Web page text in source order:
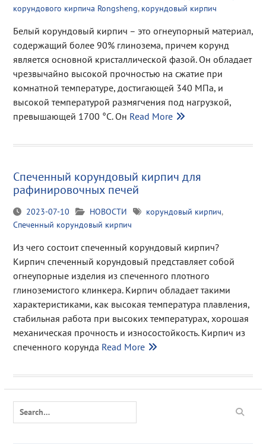
корундового кирпича Rongsheng, корундовый кирпич
Белый корундовый кирпич – это огнеупорный материал,
содержащий более 90% глинозема, причем корунд
является основной кристаллической фазой. Он обладает
чрезвычайно высокой прочностью на сжатие при
комнатной температуре, достигающей 340 МПа, и
высокой температурой размягчения под нагрузкой,
превышающей 1700 °C. Он Read More
Спеченный корундовый кирпич для
рафинировочных печей
2023-07-10 НОВОСТИ корундовый кирпич,
Спеченный корундовый кирпич
Из чего состоит спеченный корундовый кирпич?
Кирпич спеченный корундовый представляет собой
огнеупорные изделия из спеченного плотного
глиноземистого клинкера. Кирпич обладает такими
характеристиками, как высокая температура плавления,
стабильная работа при высоких температурах, хорошая
механическая прочность и износостойкость. Кирпич из
спеченного корунда Read More
Search
for: